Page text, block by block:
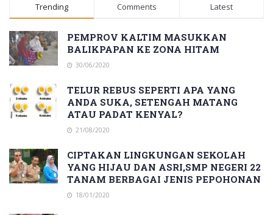
Trending Comments Latest
PEMPROV KALTIM MASUKKAN
BALIKPAPAN KE ZONA HITAM
30/06/2020
TELUR REBUS SEPERTI APA YANG
ANDA SUKA, SETENGAH MATANG
ATAU PADAT KENYAL?
21/08/2020
CIPTAKAN LINGKUNGAN SEKOLAH
YANG HIJAU DAN ASRI,SMP NEGERI 22
TANAM BERBAGAI JENIS PEPOHONAN
18/01/2020